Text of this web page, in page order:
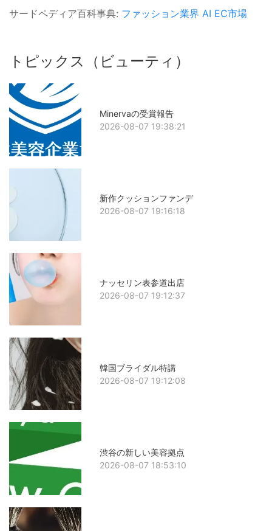
サードペディア百科事典: ファッション業界 AI EC市場
トピックス（ビューティ）
Minervaの受賞報告
2026-08-07 19:38:21
新作クッションファンデ
2026-08-07 19:16:18
ナッセリン表参道出店
2026-08-07 19:12:37
韓国ブライダル特講
2026-08-07 19:12:08
渋谷の新しい美容拠点
2026-08-07 18:53:10